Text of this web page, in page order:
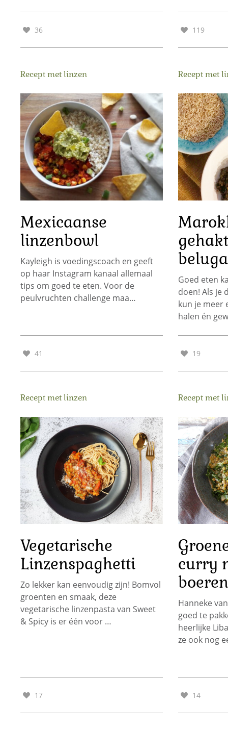
36 119
Recept met linzen
Mexicaanse
linzenbowl
Kayleigh is voedingscoach en geeft
op haar Instagram kanaal allemaal
tips om goed te eten. Voor de
peulvruchten challenge maa…
41
Recept met
Goed eten
doen! Als je
kun je meer
halen én
19
Recept met linzen
Vegetarische
Linzenspaghetti
Zo lekker kan eenvoudig zijn! Bomvol
groenten en smaak, deze
vegetarische linzenpasta van Sweet
& Spicy is er één voor …
17
Recept met
curry
Hanneke
goed te
heerlijke
ze ook nog
14